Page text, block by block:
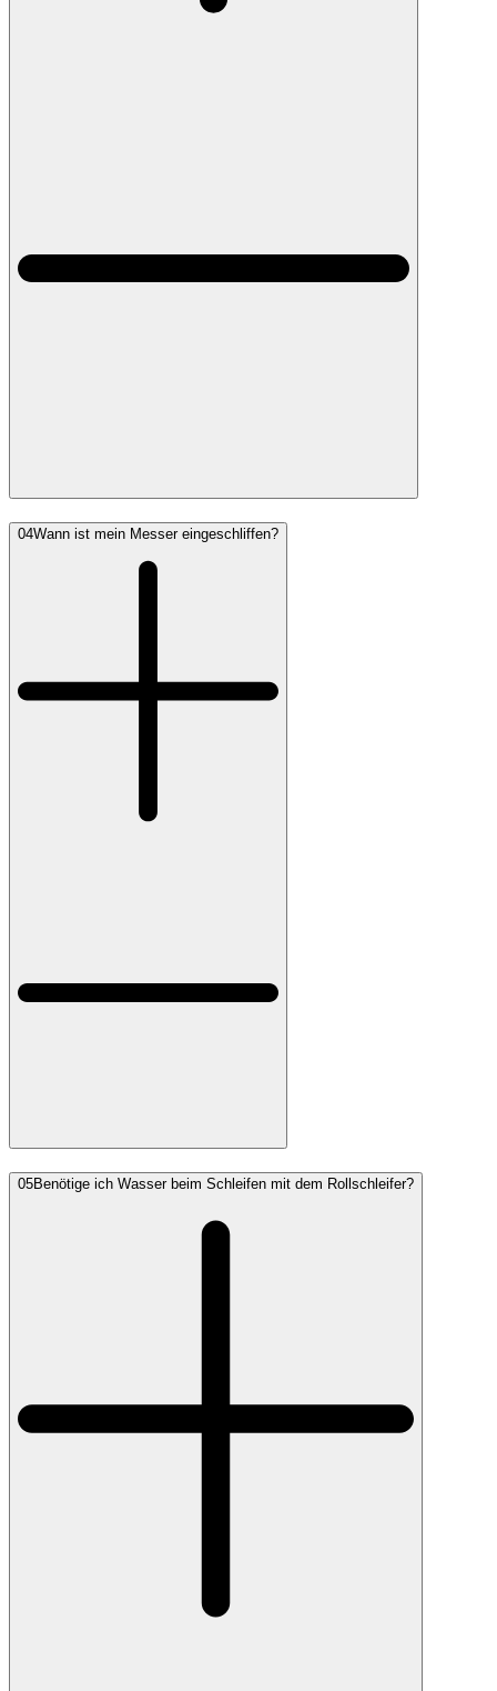
04Wann ist mein Messer eingeschliffen?
05Benötige ich Wasser beim Schleifen mit dem Rollschleifer?